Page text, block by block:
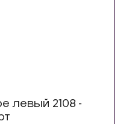
левый 2108 -